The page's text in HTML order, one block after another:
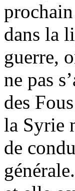
dans la
guerre,
ne pas
des
la Syrie
de